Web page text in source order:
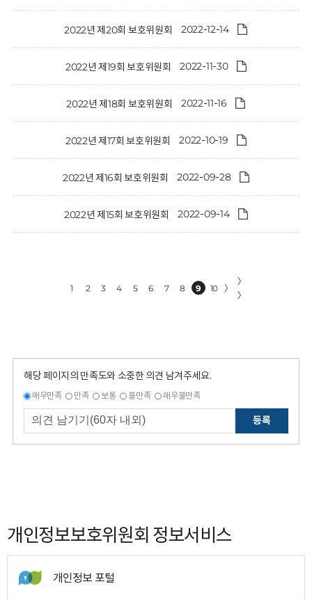
2022년 제20회 보호위원회 2022-12-14
2022년 제19회 보호위원회 2022-11-30
2022년 제18회 보호위원회 2022-11-16
2022년 제17회 보호위원회 2022-10-19
2022년 제16회 보호위원회 2022-09-28
2022년 제15회 보호위원회 2022-09-14
1 2 3 4 5 6 7 8 9 10 〉
〉
〉
해당 페이지의 만족도와 소중한 의견 남겨주세요.
매우만족 만족 보통 불만족 매우불만족
등록
개인정보보호위원회 정보서비스
개인정보 포털